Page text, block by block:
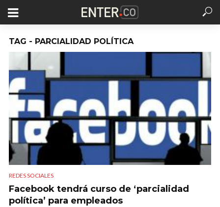
TAG - PARCIALIDAD POLÍTICA
REDES SOCIALES
Facebook tendrá curso de ‘parcialidad
política’ para empleados